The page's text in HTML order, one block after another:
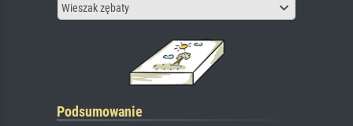
Wieszak zębaty
Podsumowanie